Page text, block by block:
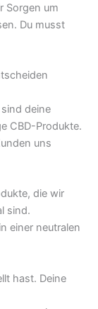
Sorgen um
Du musst
deine
CBD-Produkte.
uns
die wir
sind.
einer neutralen
hast. Deine